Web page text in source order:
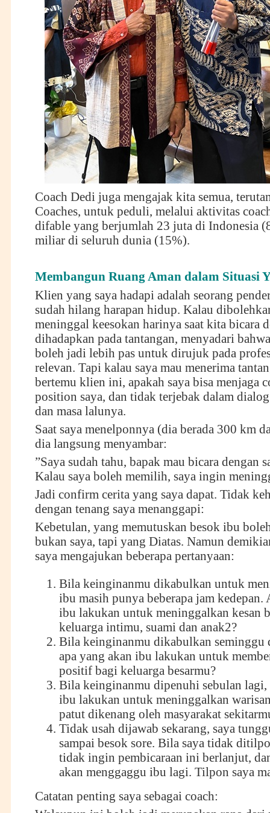
Coach Dedi juga mengajak kita semua,
Coaches, untuk peduli, melalui aktivitas
difable yang berjumlah 23 juta di Indonesia
miliar di seluruh dunia (15%).
Membangun Ruang Aman dalam Situasi
Klien yang saya hadapi adalah seorang
sudah hilang harapan hidup. Kalau
meninggal keesokan harinya saat kita bicara
dihadapkan pada tantangan, menyadari
boleh jadi lebih pas untuk dirujuk pada
relevan. Tapi kalau saya mau menerima
bertemu klien ini, apakah saya bisa menjaga
position saya, dan tidak terjebak dalam
dan masa lalunya.
Saat saya menelponnya (dia berada 300 km
dia langsung menyambar:
”Saya sudah tahu, bapak mau bicara dengan
Kalau saya boleh memilih, saya ingin
Jadi confirm cerita yang saya dapat. Tidak
dengan tenang saya menanggapi:
Kebetulan, yang memutuskan besok ibu
bukan saya, tapi yang Diatas. Namun
saya mengajukan beberapa pertanyaan:
Bila keinginanmu dikabulkan untuk
ibu masih punya beberapa jam kedepan.
ibu lakukan untuk meninggalkan kesan
keluarga intimu, suami dan anak2?
Bila keinginanmu dikabulkan seminggu
apa yang akan ibu lakukan untuk
positif bagi keluarga besarmu?
Bila keinginanmu dipenuhi sebulan lagi,
ibu lakukan untuk meninggalkan
patut dikenang oleh masyarakat
Tidak usah dijawab sekarang, saya
sampai besok sore. Bila saya tidak
tidak ingin pembicaraan ini berlanjut,
akan menggaggu ibu lagi. Tilpon saya
Catatan penting saya sebagai coach: